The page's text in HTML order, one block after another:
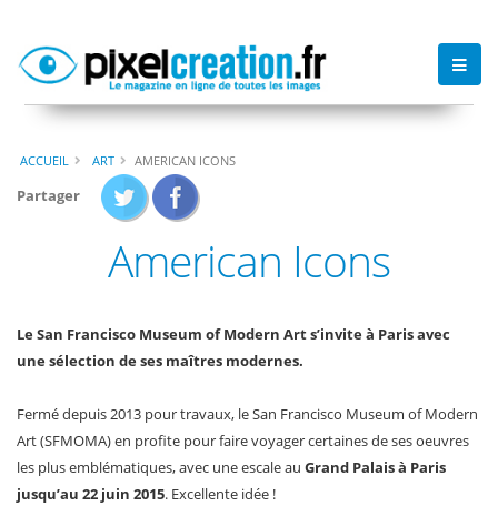
ACCUEIL ART AMERICAN ICONS
Partager
American Icons
Le San Francisco Museum of Modern Art s’invite à Paris avec
une sélection de ses maîtres modernes.
Fermé depuis 2013 pour travaux, le San Francisco Museum of Modern
Art (SFMOMA) en profite pour faire voyager certaines de ses oeuvres
les plus emblématiques, avec une escale au Grand Palais à Paris
jusqu’au 22 juin 2015. Excellente idée !